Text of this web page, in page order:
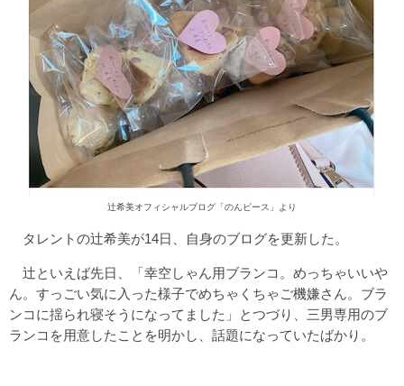
辻希美オフィシャルブログ「のんピース」より
タレントの辻希美が14日、自身のブログを更新した。
辻といえば先日、「幸空しゃん用ブランコ。めっちゃいいや
ん。すっごい気に入った様子でめちゃくちゃご機嫌さん。ブラ
ンコに揺られ寝そうになってました」とつづり、三男専用のブ
ランコを用意したことを明かし、話題になっていたばかり。